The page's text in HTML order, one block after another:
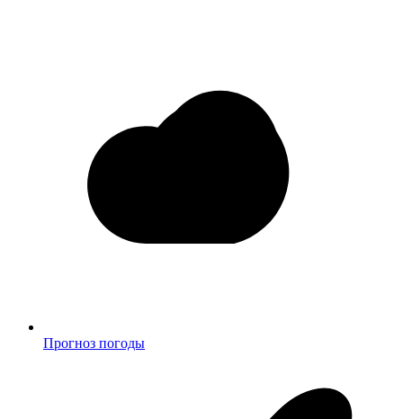
Прогноз погоды